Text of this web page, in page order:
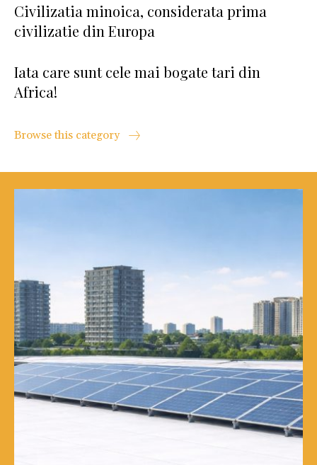
Civilizatia minoica, considerata prima
civilizatie din Europa
Iata care sunt cele mai bogate tari din
Africa!
Browse this category